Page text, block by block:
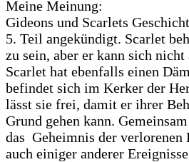
Meine Meinung:
Gideons und Scarlets
5. Teil angekündigt. Scarlet
zu sein, aber er kann sich nicht
Scarlet hat ebenfalls einen
befindet sich im Kerker der
lässt sie frei, damit er ihrer
Grund gehen kann.
das Geheimnis der verlorenen
auch einiger anderer